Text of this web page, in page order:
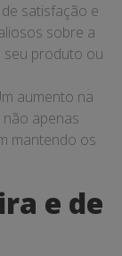
satisfação e
sobre a
seu produto ou
aumento na
apenas
mantendo os
e de